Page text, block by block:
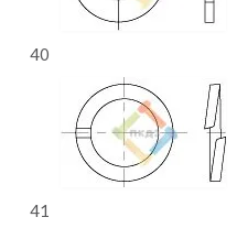
40
41